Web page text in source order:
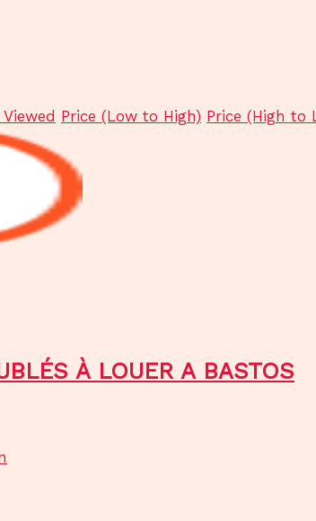
Price (Low to High) Price (High to
À LOUER A BASTOS